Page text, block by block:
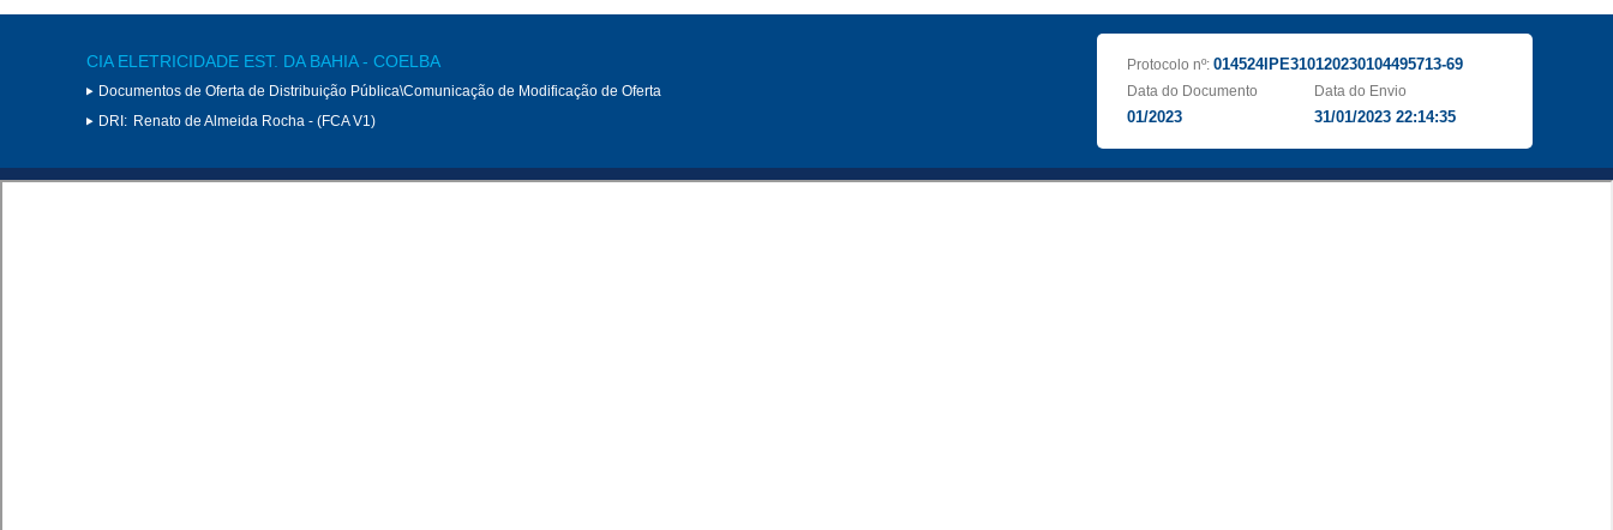
CIA ELETRICIDADE EST. DA BAHIA - COELBA
Documentos de Oferta de Distribuição Pública\Comunicação de Modificação de Oferta
DRI: Renato de Almeida Rocha - (FCA V1)
Protocolo nº: 014524IPE310120230104495713-69
Data do Documento
01/2023
Data do Envio
31/01/2023 22:14:35